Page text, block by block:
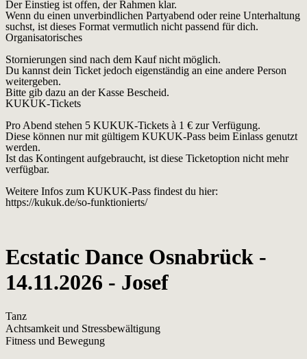
Der Einstieg ist offen, der Rahmen klar.
Wenn du einen unverbindlichen Partyabend oder reine Unterhaltung
suchst, ist dieses Format vermutlich nicht passend für dich.
Organisatorisches
Stornierungen sind nach dem Kauf nicht möglich.
Du kannst dein Ticket jedoch eigenständig an eine andere Person
weitergeben.
Bitte gib dazu an der Kasse Bescheid.
KUKUK-Tickets
Pro Abend stehen 5 KUKUK-Tickets à 1 € zur Verfügung.
Diese können nur mit gültigem KUKUK-Pass beim Einlass genutzt
werden.
Ist das Kontingent aufgebraucht, ist diese Ticketoption nicht mehr
verfügbar.
Weitere Infos zum KUKUK-Pass findest du hier:
https://kukuk.de/so-funktionierts/
Ecstatic Dance Osnabrück -
14.11.2026 - Josef
Tanz
Achtsamkeit und Stressbewältigung
Fitness und Bewegung